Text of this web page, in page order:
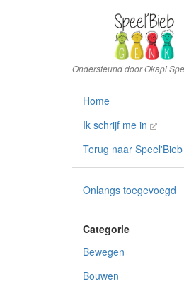
Home
Ik schrijf me in
Terug naar
Onlangs toegevoegd
Bewegen
Bouwen